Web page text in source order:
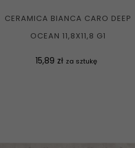
CERAMICA BIANCA CARO DEEP
OCEAN 11,8X11,8 G1
Cena
15,89 zł za sztukę